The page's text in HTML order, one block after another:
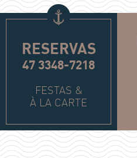
RESERVAS
47 3348-7218
FESTAS &
À LA CARTE